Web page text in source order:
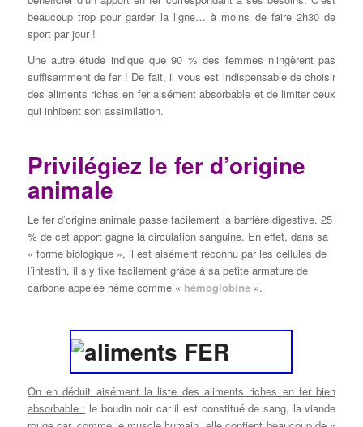
beaucoup trop pour garder la ligne… à moins de faire 2h30 de
sport par jour !
Une autre étude indique que 90 % des femmes n’ingèrent pas
suffisamment de fer ! De fait, il vous est indispensable de choisir
des aliments riches en fer aisément absorbable et de limiter ceux
qui inhibent son assimilation.
Privilégiez le fer d’origine
animale
Le fer d’origine animale passe facilement la barrière digestive. 25
% de cet apport gagne la circulation sanguine. En effet, dans sa
« forme biologique », il est aisément reconnu par les cellules de
l’intestin, il s’y fixe facilement grâce à sa petite armature de
carbone appelée hème comme « hémoglobine».
On en déduit aisément la liste des aliments riches en fer bien
absorbable : le boudin noir car il est constitué de sang, la viande